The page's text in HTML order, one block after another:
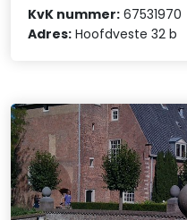
KvK nummer: 67531970
Adres: Hoofdveste 32 b